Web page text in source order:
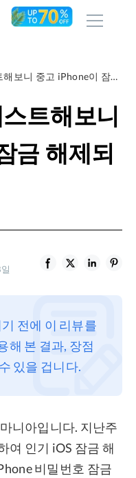
AnyUnlock을 테스트해보니 중고 iPhone이 잠금 해제되었습니다.
트해보니
금 해제되
전에 이 리뷰를
해 본 결과, 장점
있을 겁니다.
니아입니다. 지난주
여 인기 iOS 잠금 해
비밀번호 잠금